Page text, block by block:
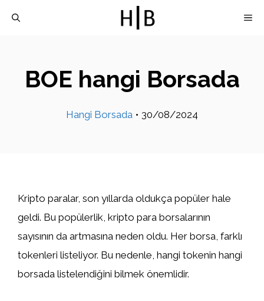
BOE hangi Borsada
Hangi Borsada • 30/08/2024
Kripto paralar, son yıllarda oldukça popüler hale
geldi. Bu popülerlik, kripto para borsalarının
sayısının da artmasına neden oldu. Her borsa, farklı
tokenleri listeliyor. Bu nedenle, hangi tokenin hangi
borsada listelendiğini bilmek önemlidir.